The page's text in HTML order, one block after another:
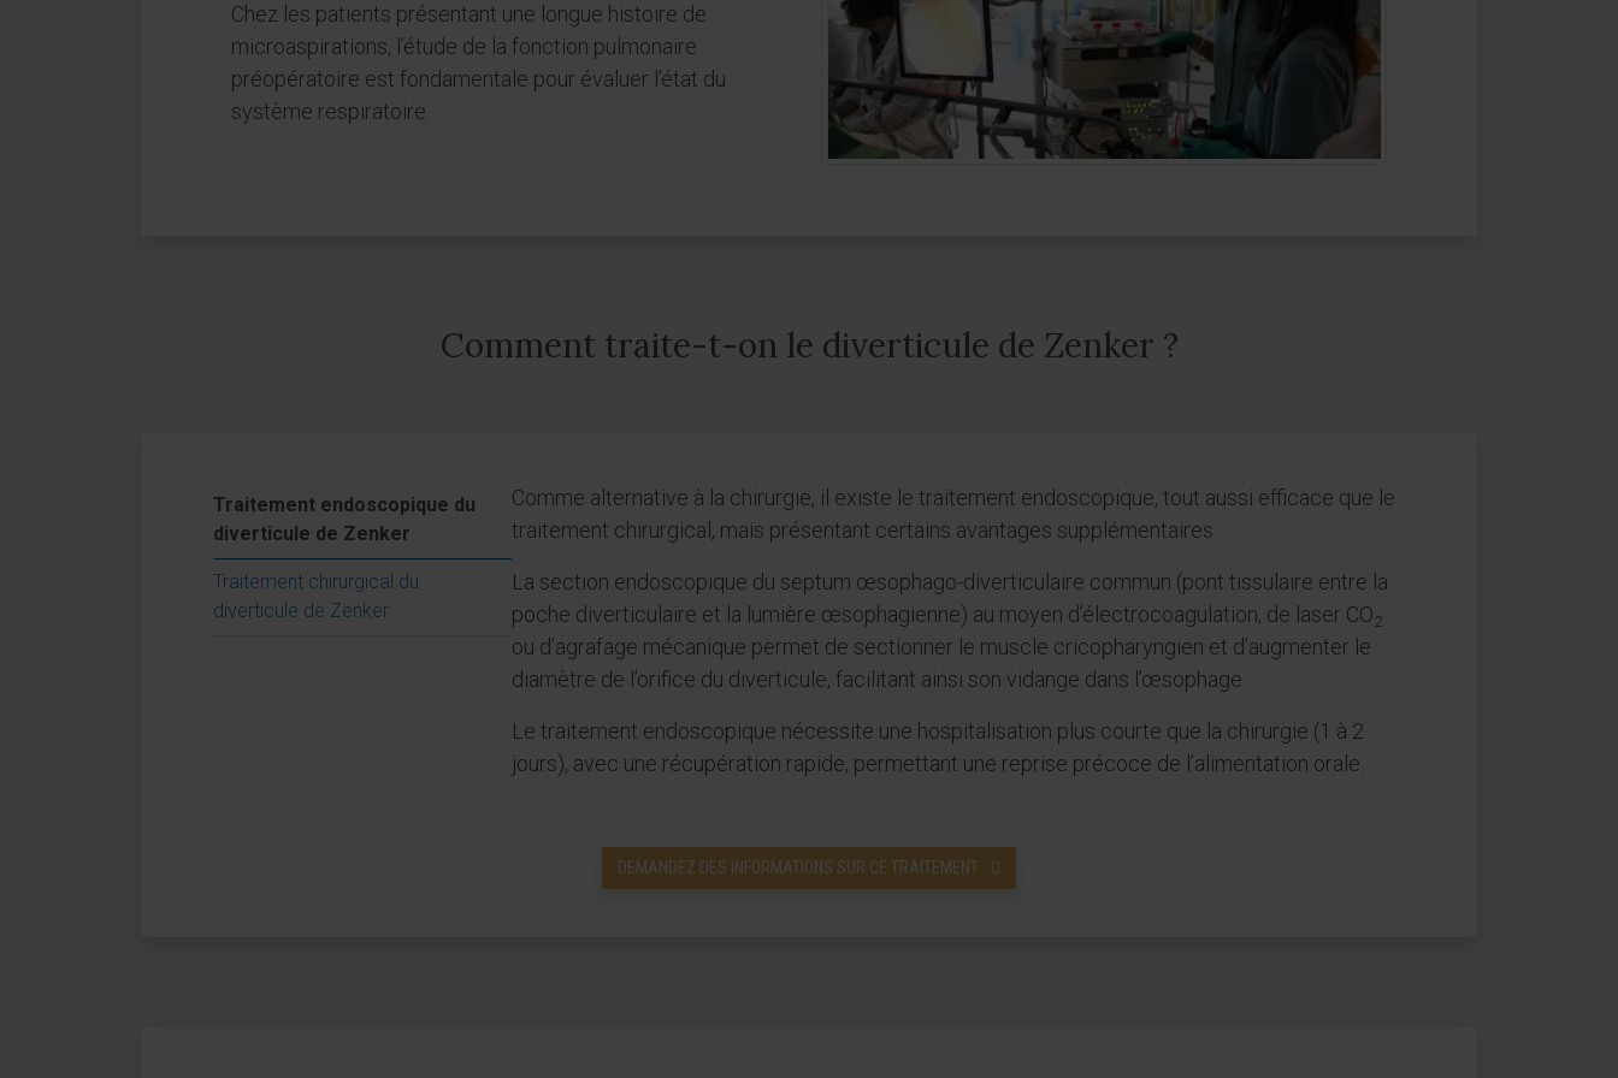
Chez les patients présentant une longue histoire de
microaspirations, l’étude de la fonction pulmonaire
préopératoire est fondamentale pour évaluer l’état du
système respiratoire.
Comment traite-t-on le diverticule de Zenker ?
Traitement endoscopique du
diverticule de Zenker
Traitement chirurgical du
diverticule de Zenker
Comme alternative à la chirurgie, il existe le traitement endoscopique, tout aussi efficace que le
traitement chirurgical, mais présentant certains avantages supplémentaires.
La section endoscopique du septum œsophago-diverticulaire commun (pont tissulaire entre la
poche diverticulaire et la lumière œsophagienne) au moyen d’électrocoagulation, de laser CO2
ou d’agrafage mécanique permet de sectionner le muscle cricopharyngien et d’augmenter le
diamètre de l’orifice du diverticule, facilitant ainsi son vidange dans l’œsophage.
Le traitement endoscopique nécessite une hospitalisation plus courte que la chirurgie (1 à 2
jours), avec une récupération rapide, permettant une reprise précoce de l’alimentation orale.
DEMANDEZ DES INFORMATIONS SUR CE TRAITEMENT